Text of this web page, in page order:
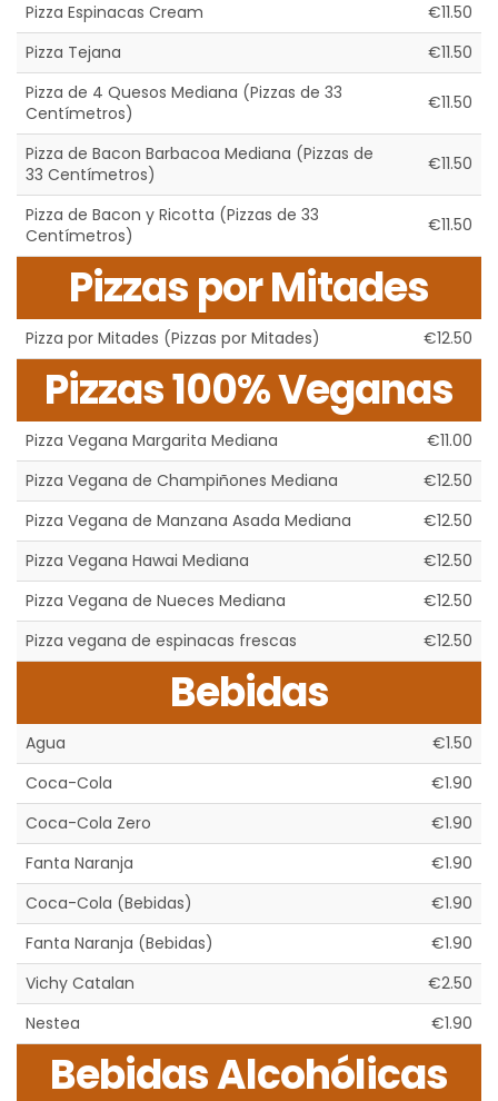
Pizza Espinacas Cream
€11.50
Pizza Tejana
€11.50
Pizza de 4 Quesos Mediana (Pizzas de 33
Centímetros)
€11.50
Pizza de Bacon Barbacoa Mediana (Pizzas de
33 Centímetros)
€11.50
Pizza de Bacon y Ricotta (Pizzas de 33
Centímetros)
€11.50
Pizzas por Mitades
Pizza por Mitades (Pizzas por Mitades) €12.50
Pizzas 100% Veganas
Pizza Vegana Margarita Mediana
€11.00
Pizza Vegana de Champiñones Mediana
€12.50
Pizza Vegana de Manzana Asada Mediana
€12.50
Pizza Vegana Hawai Mediana
€12.50
Pizza Vegana de Nueces Mediana
€12.50
Pizza vegana de espinacas frescas
€12.50
Bebidas
Agua
€1.50
Coca-Cola
€1.90
Coca-Cola Zero
€1.90
Fanta Naranja
€1.90
Coca-Cola (Bebidas)
€1.90
Fanta Naranja (Bebidas)
€1.90
Vichy Catalan
€2.50
Nestea
€1.90
Bebidas Alcohólicas